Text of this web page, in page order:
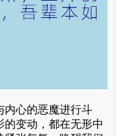
内心的恶魔进行斗
变动，都在无形中